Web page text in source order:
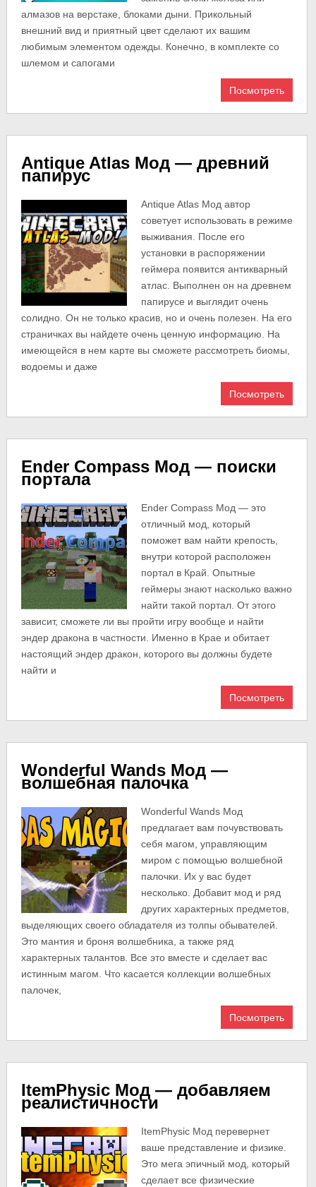
алмазов на верстаке, блоками дыни. Прикольный
внешний вид и приятный цвет сделают их вашим
любимым элементом одежды. Конечно, в комплекте со
шлемом и сапогами
Посмотреть
Antique Atlas Мод — древний
папирус
Antique Atlas Мод автор
советует использовать в режиме
выживания. После его
установки в распоряжении
геймера появится антикварный
атлас. Выполнен он на древнем
папирусе и выглядит очень
солидно. Он не только красив, но и очень полезен. На его
страничках вы найдете очень ценную информацию. На
имеющейся в нем карте вы сможете рассмотреть биомы,
водоемы и даже
Посмотреть
Ender Compass Мод — поиски
портала
Ender Compass Мод — это
отличный мод, который
поможет вам найти крепость,
внутри которой расположен
портал в Край. Опытные
геймеры знают насколько важно
найти такой портал. От этого
зависит, сможете ли вы пройти игру вообще и найти
эндер дракона в частности. Именно в Крае и обитает
настоящий эндер дракон, которого вы должны будете
найти и
Посмотреть
Wonderful Wands Мод —
волшебная палочка
Wonderful Wands Мод
предлагает вам почувствовать
себя магом, управляющим
миром с помощью волшебной
палочки. Их у вас будет
несколько. Добавит мод и ряд
других характерных предметов,
выделяющих своего обладателя из толпы обывателей.
Это мантия и броня волшебника, а также ряд
характерных талантов. Все это вместе и сделает вас
истинным магом. Что касается коллекции волшебных
палочек,
Посмотреть
ItemPhysic Мод — добавляем
реалистичности
ItemPhysic Мод перевернет
ваше представление и физике.
Это мега эпичный мод, который
сделает все физические